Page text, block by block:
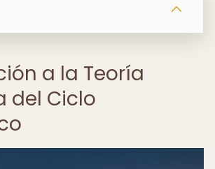
a la Teoría
del Ciclo